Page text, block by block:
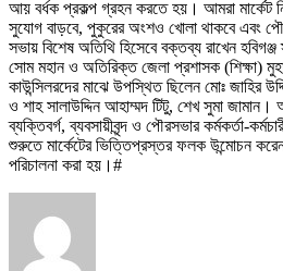
আয় বর্ধক প্রকল্প গ্রহন করতে হয়। আমরা মার্কেট
সুযোগ বাড়বে, পুকুরের অংশও খোলা থাকবে এবং
সভায় বিশেষ অতিথি হিসেবে বক্তব্য রাখেন
সোম মহান ও অতিরিক্ত জেলা প্রশাসক (শিক্ষা)
কাউন্সিলরদের মাঝে উপস্থিত ছিলেন মোঃ জাহির
ও শাহ সালাউদ্দিন আহাম্মদ টিটু, শেখ সুমা জামান।
ব্যক্তিবর্গ, ব্যবসায়ীবৃন্দ ও পৌরসভার কর্মকর্তা-
শুরুতে মার্কেটের ভিত্তিপ্রস্তর ফলক উন্মোচন
পরিচালনা করা হয়।#